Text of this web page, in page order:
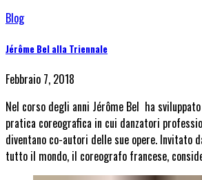
Blog
Jérôme Bel alla Triennale
Febbraio 7, 2018
Nel corso degli anni Jérôme Bel ha
pratica coreografica in cui danzatori
diventano co-autori delle sue opere. Invitato
tutto il mondo, il coreografo francese,